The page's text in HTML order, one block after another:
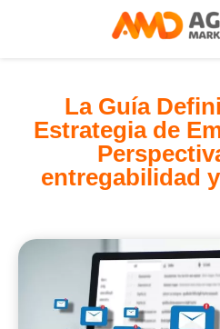
La Guía
Estrategia de
entregabilidad